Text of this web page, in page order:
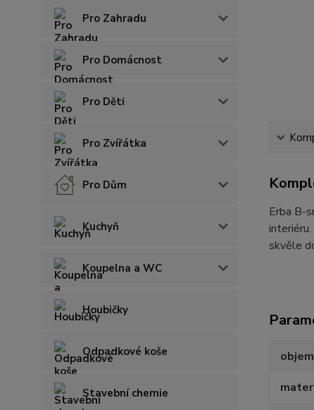
Pro Zahradu
Pro Domácnost
Pro Děti
Pro Zvířátka
Pro Dům
Kuchyň
Koupelna a WC
Houbičky
Odpadkové koše
Stavební chemie
Erba B-
skvěle
objem